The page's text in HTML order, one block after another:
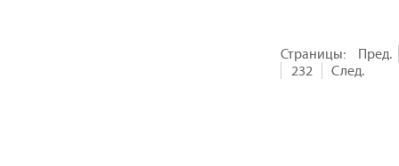
Страницы:
Пред.
232
След.